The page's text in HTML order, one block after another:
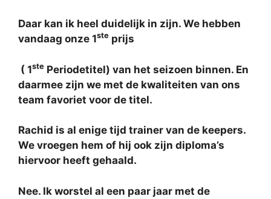
Daar kan ik heel duidelijk in zijn. We hebben
vandaag onze 1ste prijs
( 1ste Periodetitel) van het seizoen binnen. En
daarmee zijn we met de kwaliteiten van ons
team favoriet voor de titel.
Rachid is al enige tijd trainer van de keepers.
We vroegen hem of hij ook zijn diploma’s
hiervoor heeft gehaald.
Nee. Ik worstel al een paar jaar met de